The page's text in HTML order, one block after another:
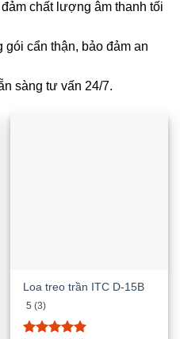
chất lượng âm thanh tối
gói cẩn thận, bảo đảm an
sàng tư vấn 24/7.
Loa treo trần ITC D-15B
5 (3)